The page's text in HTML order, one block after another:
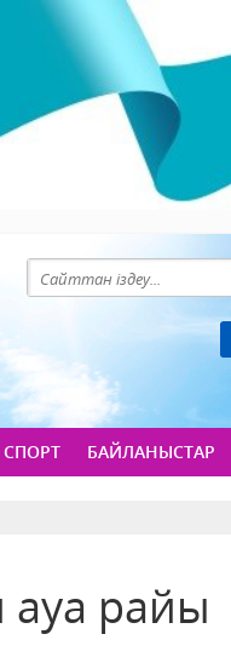
СПОРТ БАЙЛАНЫСТАР
ауа райы